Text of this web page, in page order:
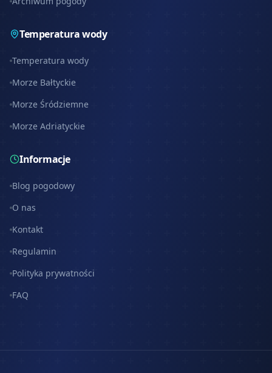
Temperatura wody
Temperatura wody
Morze Bałtyckie
Morze Śródziemne
Morze Adriatyckie
Informacje
Blog pogodowy
O nas
Kontakt
Regulamin
Polityka prywatności
FAQ